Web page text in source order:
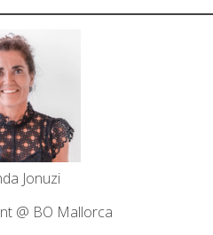
Jonuzi
@ BO Mallorca